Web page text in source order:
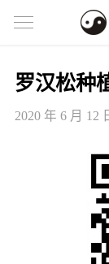
罗汉松种
2020 年 6 月 12